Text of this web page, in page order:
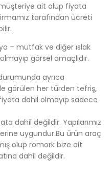
ait olup fiyata
tarafından ücreti
– mutfak ve diğer ıslak
görsel amaçlıdır.
ayrıca
görülen her türden tefriş,
dahil olmayıp sadece
dahil değildir. Yapılarımız
uygundur.Bu ürün araç
olup romork bize ait
dahil değildir.